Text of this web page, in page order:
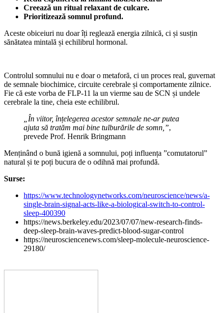
Creează un ritual relaxant de culcare.
Prioritizează somnul profund.
Aceste obiceiuri nu doar îți reglează energia zilnică, ci și susțin
sănătatea mintală și echilibrul hormonal.
Controlul somnului nu e doar o metaforă, ci un proces real, guvernat
de semnale biochimice, circuite cerebrale și comportamente zilnice.
Fie că este vorba de FLP‑11 la un vierme sau de SCN și undele
cerebrale la tine, cheia este echilibrul.
„În viitor, înțelegerea acestor semnale ne-ar putea
ajuta să tratăm mai bine tulburările de somn,”,
prevede Prof. Henrik Bringmann
Menținând o bună igienă a somnului, poți influența ”comutatorul”
natural și te poți bucura de o odihnă mai profundă.
Surse:
https://www.technologynetworks.com/neuroscience/news/a-
single-brain-signal-acts-like-a-biological-switch-to-control-
sleep-400390
https://news.berkeley.edu/2023/07/07/new-research-finds-
deep-sleep-brain-waves-predict-blood-sugar-control
https://neurosciencenews.com/sleep-molecule-neuroscience-
29180/